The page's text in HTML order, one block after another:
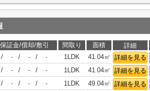
証金/償却/敷引 間取り 面積 詳細
/ - / - / - 1LDK 41.04㎡ 詳細を見る
/ - / - / - 1LDK 41.04㎡ 詳細を見る
/ - / - / - 1LDK 49.04㎡ 詳細を見る